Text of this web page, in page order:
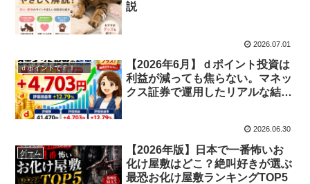
説
2026.07.01
ｄポイントでＦＩＲＥ
【2026年6月】ｄポイント投資は
利益が減っても焦らない。マネッ
クス証券で運用したリアルな結果
2026.06.30
ゲーム
【2026年版】日本で一番怖いお
化け屋敷はどこ？絶叫好きが選ぶ
最恐お化け屋敷ランキングTOP5